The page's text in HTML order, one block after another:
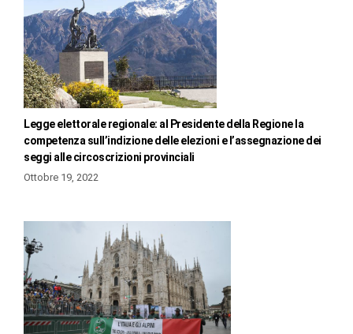
Legge elettorale regionale: al Presidente della Regione la
competenza sull’indizione delle elezioni e l’assegnazione dei
seggi alle circoscrizioni provinciali
Ottobre 19, 2022